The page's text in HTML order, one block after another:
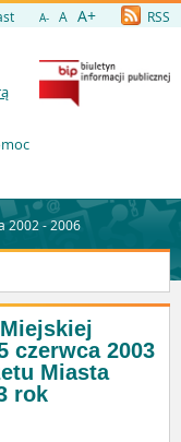
A- A A+ RSS
2002 - 2006
czerwca 2003
Miasta
rok